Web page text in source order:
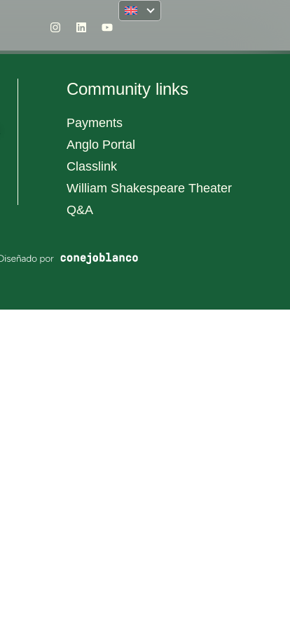
Community links
Payments
Anglo Portal
Classlink
William Shakespeare Theater
Q&A